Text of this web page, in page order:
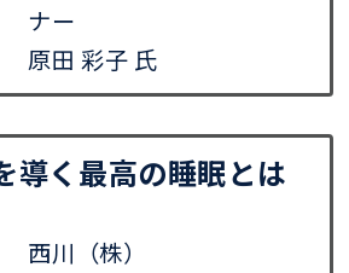
ナー
原田 彩子 氏
導く最高の睡眠とは
西川（株）